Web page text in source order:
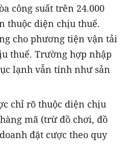
công suất trên 24.000
thuộc diện chịu thuế.
cho phương tiện vận tải
thuế. Trường hợp nhập
lạnh vẫn tính như sản
chỉ rõ thuộc diện chịu
mã (trừ đồ chơi, đồ
đặt cược theo quy